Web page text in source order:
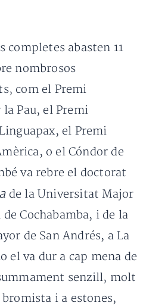
completes abasten 11
nombrosos
com el Premi
Pau, el Premi
el Premi
o el Cóndor de
va rebre el doctorat
de la Universitat Major
Cochabamba, i de la
de San Andrés, a La
el va dur a cap mena de
senzill, molt
i a estones,